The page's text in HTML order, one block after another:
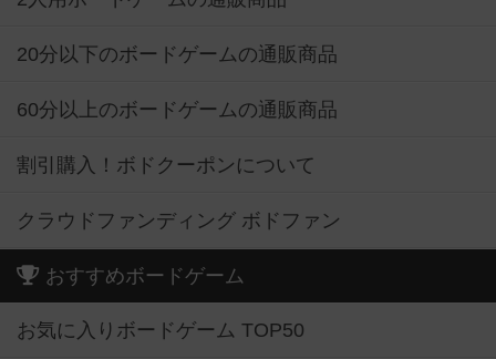
20分以下のボードゲームの通販商品
60分以上のボードゲームの通販商品
割引購入！ボドクーポンについて
クラウドファンディング ボドファン
おすすめボードゲーム
お気に入りボードゲーム TOP50